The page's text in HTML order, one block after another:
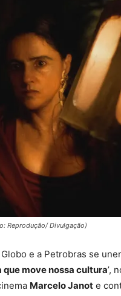
Reprodução/ Divulgação)
e a Petrobras se
move nossa cultura’,
Marcelo Janot e